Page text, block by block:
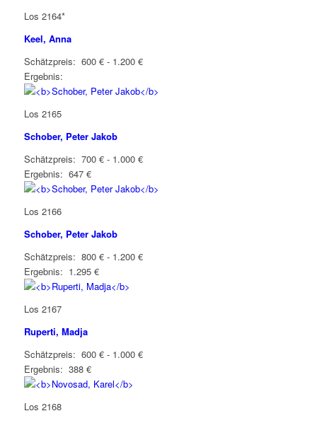
Los 2164*
Keel, Anna
Schätzpreis: 600 € - 1.200 €
Ergebnis:
Los 2165
Schober, Peter Jakob
Schätzpreis: 700 € - 1.000 €
Ergebnis: 647 €
Los 2166
Schober, Peter Jakob
Schätzpreis: 800 € - 1.200 €
Ergebnis: 1.295 €
Los 2167
Ruperti, Madja
Schätzpreis: 600 € - 1.000 €
Ergebnis: 388 €
Los 2168